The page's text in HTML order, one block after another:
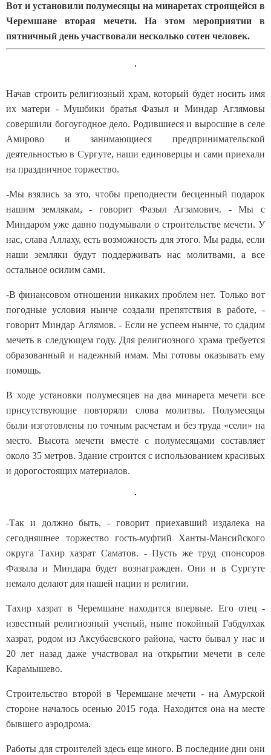
Вот и установили полумесяцы на минаретах строящейся в
Черемшане вторая мечети. На этом мероприятии в
пятничный день участвовали несколько сотен человек.
Начав строить религиозный храм, который будет носить имя
их матери - Мушбики братья Фазыл и Миндар Аглямовы
совершили богоугодное дело. Родившиеся и выросшие в селе
Амирово и занимающиеся предпринимательской
деятельностью в Сургуте, наши единоверцы и сами приехали
на праздничное торжество.
-Мы взялись за это, чтобы преподнести бесценный подарок
нашим землякам, - говорит Фазыл Агзамович. - Мы с
Миндаром уже давно подумывали о строительстве мечети. У
нас, слава Аллаху, есть возможность для этого. Мы рады, если
наши земляки будут поддерживать нас молитвами, а все
остальное осилим сами.
-В финансовом отношении никаких проблем нет. Только вот
погодные условия нынче создали препятствия в работе, -
говорит Миндар Аглямов. - Если не успеем нынче, то сдадим
мечеть в следующем году. Для религиозного храма требуется
образованный и надежный имам. Мы готовы оказывать ему
помощь.
В ходе установки полумесяцев на два минарета мечети все
присутствующие повторяли слова молитвы. Полумесяцы
были изготовлены по точным расчетам и без труда «сели» на
место. Высота мечети вместе с полумесяцами составляет
около 35 метров. Здание строится с использованием красивых
и дорогостоящих материалов.
-Так и должно быть, - говорит приехавший издалека на
сегодняшнее торжество гость-муфтий Ханты-Мансийского
округа Тахир хазрат Саматов. - Пусть же труд спонсоров
Фазыла и Миндара будет вознагражден. Они и в Сургуте
немало делают для нашей нации и религии.
Тахир хазрат в Черемшане находится впервые. Его отец -
известный религиозный ученый, ныне покойный Габдулхак
хазрат, родом из Аксубаевского района, часто бывал у нас и
20 лет назад даже участвовал на открытии мечети в селе
Карамышево.
Строительство второй в Черемшане мечети - на Амурской
стороне началось осенью 2015 года. Находится она на месте
бывшего аэродрома.
Работы для строителей здесь еще много. В последние дни они